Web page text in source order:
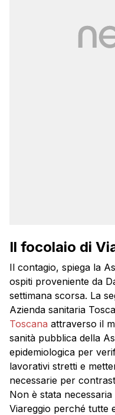
Il focolaio di
Il contagio, spiega la
ospiti proveniente da
settimana scorsa. La
Azienda sanitaria
Toscana attraverso il
sanità pubblica della
epidemiologica per
lavorativi stretti e
necessarie per
Non è stata necessaria
Viareggio perché tutte